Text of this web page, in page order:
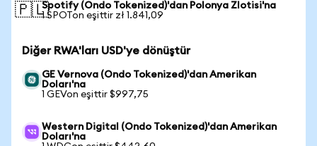
🇵🇱Spotify (Ondo Tokenized)'dan Polonya Zlotisi'na
1 SPOTon eşittir zł 1.841,09
Diğer RWA'ları USD'ye dönüştür
GE Vernova (Ondo Tokenized)'dan Amerikan
Doları'na
1 GEVon eşittir $997,75
Western Digital (Ondo Tokenized)'dan Amerikan
Doları'na